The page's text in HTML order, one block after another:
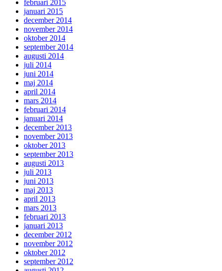
februari 2015
januari 2015
december 2014
november 2014
oktober 2014
september 2014
augusti 2014
juli 2014
juni 2014
maj 2014
april 2014
mars 2014
februari 2014
januari 2014
december 2013
november 2013
oktober 2013
september 2013
augusti 2013
juli 2013
juni 2013
maj 2013
april 2013
mars 2013
februari 2013
januari 2013
december 2012
november 2012
oktober 2012
september 2012